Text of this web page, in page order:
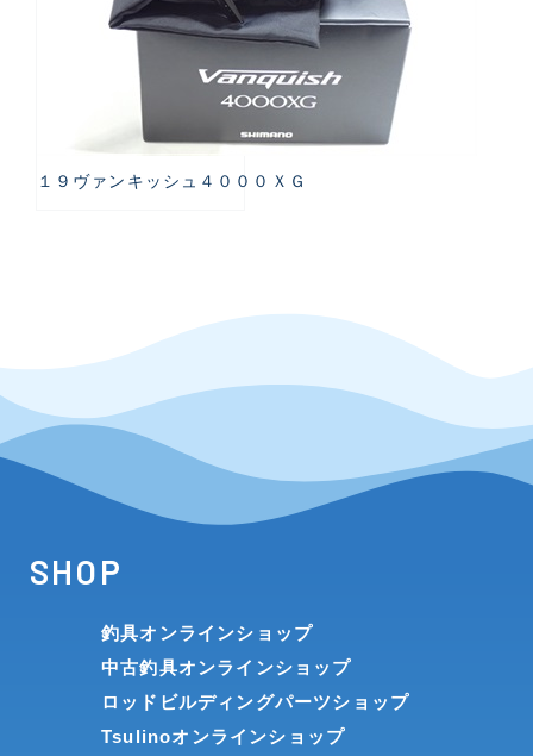
１９ヴァンキッシュ４０００ＸＧ
SHOP
釣具オンラインショップ
中古釣具オンラインショップ
ロッドビルディングパーツショップ
Tsulinoオンラインショップ